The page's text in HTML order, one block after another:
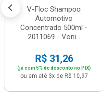
V-Floc Shampoo
Automotivo
Concentrado 500ml -
2011069 - Voni...
R$ 31,26
(já com 5% de desconto no PIX)
ou em até 3x de R$ 10,97